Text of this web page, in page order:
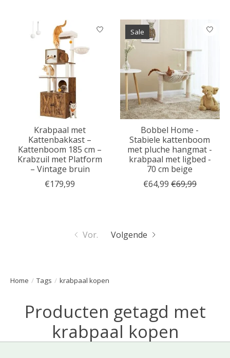
Home / Tags / krabpaal kopen
Producten getagd met
krabpaal kopen
Krabpaal met
Kattenbakkast –
Kattenboom 185 cm –
Krabzuil met Platform
– Vintage bruin
€179,99
Sale
Bobbel Home -
Stabiele kattenboom
met pluche hangmat -
krabpaal met ligbed -
70 cm beige
€64,99 €69,99
Vor. Volgende